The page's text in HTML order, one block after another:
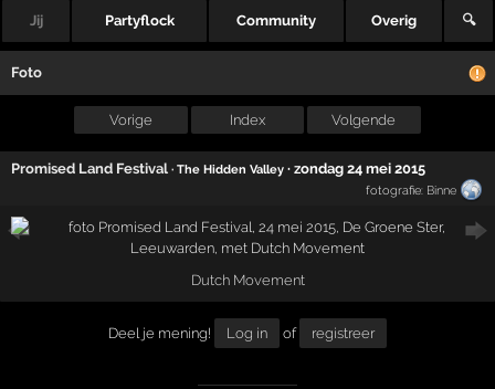
Jij Partyflock Community Overig 🔍
Foto
Vorige Index Volgende
Promised Land Festival · The Hidden Valley ·zondag 24 mei 2015
fotografie: Binne
Dutch Movement
Deel je mening! Log in of registreer